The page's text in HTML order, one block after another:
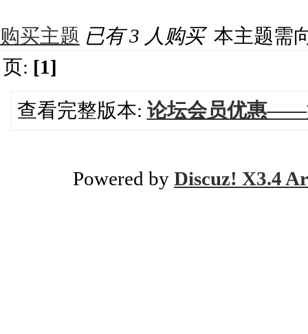
购买主题 已有 3 人购买 本主题需
页: [1]
查看完整版本: 论坛会员优惠——
Powered by Discuz! X3.4